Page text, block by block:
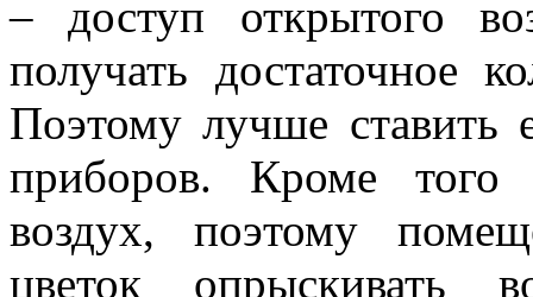
– доступ открытого
получать достаточное
Поэтому лучше ставить
приборов. Кроме того
воздух, поэтому
цветок опрыскивать